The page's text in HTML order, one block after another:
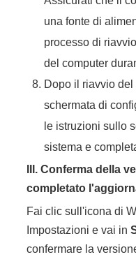
una fonte di
processo di
del computer
Dopo il riavvio
schermata di
le istruzioni sullo
sistema e
III. Conferma della
completato
Fai clic sull'icona di
Impostazioni e vai in
confermare la